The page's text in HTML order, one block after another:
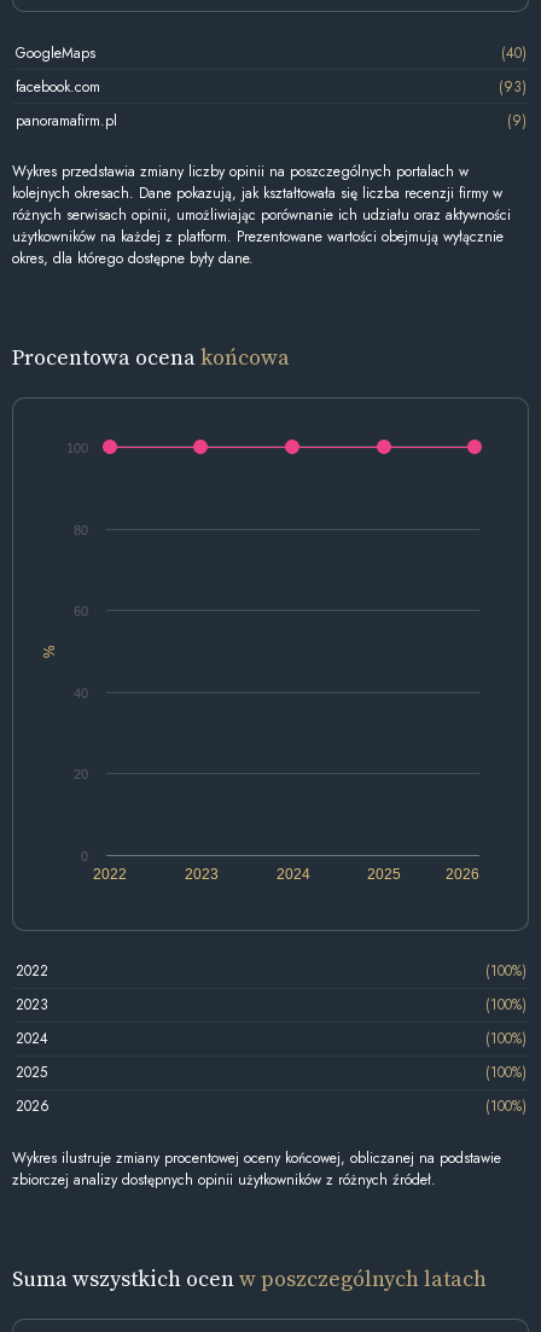
GoogleMaps
(40)
facebook.com
(93)
panoramafirm.pl
(9)
Wykres przedstawia zmiany liczby opinii na poszczególnych portalach w
kolejnych okresach. Dane pokazują, jak kształtowała się liczba recenzji firmy w
różnych serwisach opinii, umożliwiając porównanie ich udziału oraz aktywności
użytkowników na każdej z platform. Prezentowane wartości obejmują wyłącznie
okres, dla którego dostępne były dane.
Procentowa ocenakońcowa
%
2022 2024 2026
2023 2025
0
20
40
60
80
100
2022
(100%)
2023
(100%)
2024
(100%)
2025
(100%)
2026
(100%)
Wykres ilustruje zmiany procentowej oceny końcowej, obliczanej na podstawie
zbiorczej analizy dostępnych opinii użytkowników z różnych źródeł.
Suma wszystkich ocenw poszczególnych latach